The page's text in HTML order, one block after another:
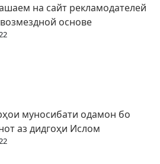
на сайт рекламодателей
основе
муносибати одамон бо
аз дидгоҳи Ислом